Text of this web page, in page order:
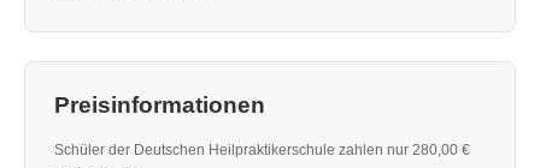
Preisinformationen
Schüler der Deutschen Heilpraktikerschule zahlen nur 280,00 €